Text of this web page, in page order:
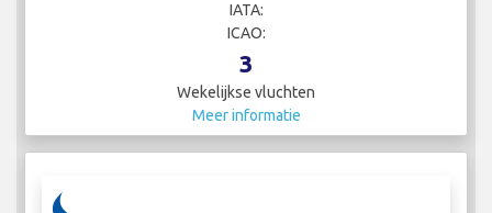
IATA:
ICAO:
3
Wekelijkse vluchten
Meer informatie